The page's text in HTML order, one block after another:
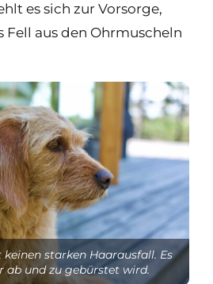
es sich zur Vorsorge,
aus den Ohrmuscheln
starken Haarausfall. Es
ab und zu gebürstet wird.